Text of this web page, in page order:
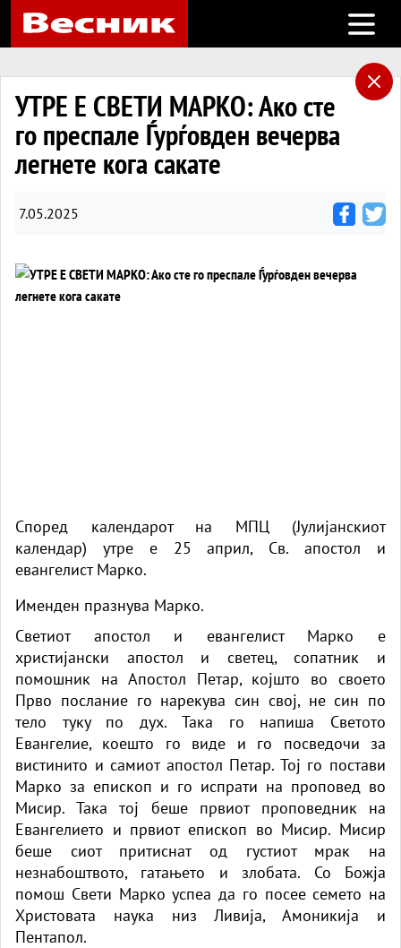
Open
УТРЕ Е СВЕТИ МАРКО: Ако сте
го преспале Ѓурѓовден вечерва
легнете кога сакате
7.05.2025
Според календарот на МПЦ (Јулијанскиот
календар) утре е 25 април, Св. апостол и
евангелист Марко.
Именден празнува Марко.
Светиот апостол и евангелист Марко е
христијански апостол и светец, сопатник и
помошник на Апостол Петар, којшто во своето
Прво послание го нарекува син свој, не син по
тело туку по дух. Така го напиша Светото
Евангелие, коешто го виде и го посведочи за
вистинито и самиот апостол Петар. Тој го постави
Марко за епископ и го испрати на проповед во
Мисир. Така тој беше првиот проповедник на
Евангелието и првиот епископ во Мисир. Мисир
беше сиот притиснат од густиот мрак на
незнабоштвото, гатањето и злобата. Со Божја
помош Свети Марко успеа да го посее семето на
Христовата наука низ Ливија, Амоникија и
Пентапол.